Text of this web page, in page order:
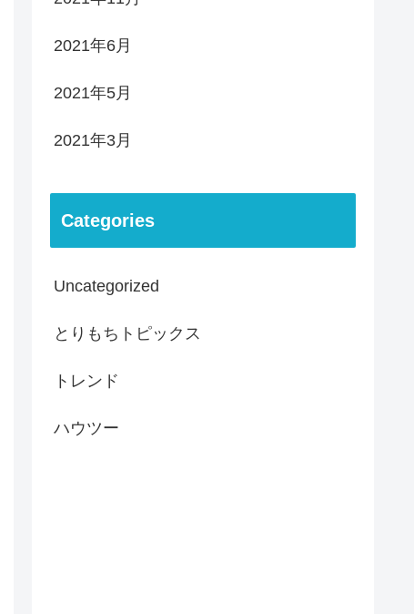
2021年6月
2021年5月
2021年3月
Categories
Uncategorized
とりもちトピックス
トレンド
ハウツー